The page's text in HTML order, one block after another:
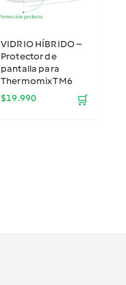
VIDRIO HÍBRIDO –
Protector de
pantalla para
Thermomix TM6
$19.990 🛒